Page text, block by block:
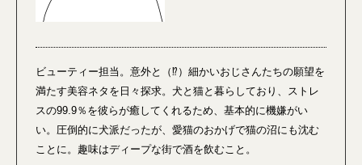
ビューティー担当。意外と（⁉）細かいおじさんたちの願望を
満たす美容ネタを日々探求。犬と猫と暮らしており、ストレ
スの99.9％を彼らが癒してくれるため、基本的に機嫌がい
い。圧倒的に犬派だったが、愛猫のおかげで猫の沼にも沈む
ことに。趣味はディープな街で酒を飲むこと。